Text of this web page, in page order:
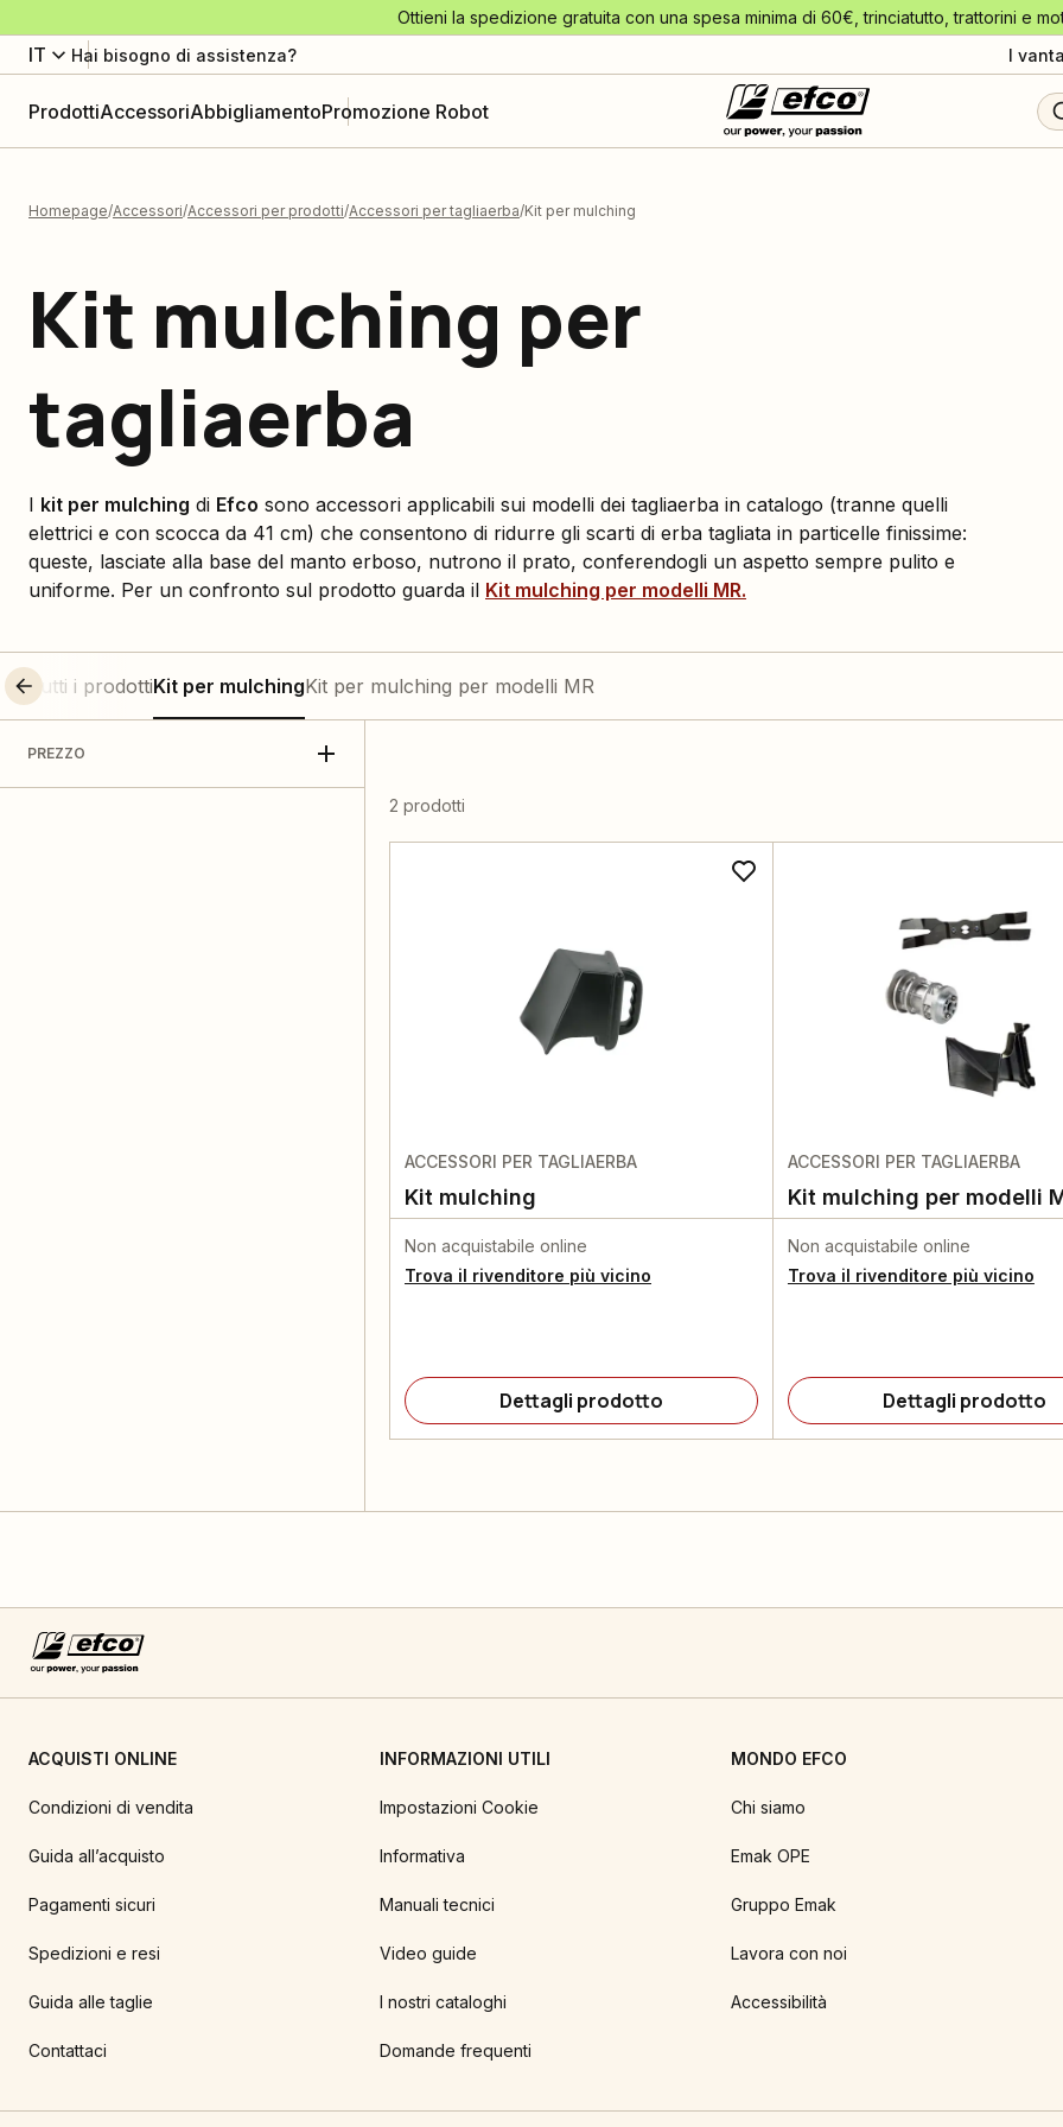
Ottieni la spedizione gratuita con una spesa minima di 60€, trinciatutto, trattorini e
IT Hai bisogno di assistenza? I
ProdottiAccessoriAbbigliamentoPromozione Robot
Homepage Accessori Accessori per prodotti Accessori per tagliaerba Kit per mulching
Kit mulching per
tagliaerba
I kit per mulching di Efco sono accessori applicabili sui modelli dei tagliaerba in catalogo (tranne quelli
elettrici e con scocca da 41 cm) che consentono di ridurre gli scarti di erba tagliata in particelle finissime:
queste, lasciate alla base del manto erboso, nutrono il prato, conferendogli un aspetto sempre pulito e
uniforme. Per un confronto sul prodotto guarda il Kit mulching per modelli MR.
Tutti i prodottiKit per mulchingKit per mulching per modelli MR
PREZZO
2 prodotti
ACCESSORI PER TAGLIAERBA
Kit mulching
Non acquistabile online
Trova il rivenditore più vicino
Dettagli prodotto
ACCESSORI PER TAGLIAERBA
Kit mulching per modelli
Non acquistabile online
Trova il rivenditore più vicino
Dettagli prodotto
ACQUISTI ONLINE
Condizioni di vendita
Guida all’acquisto
Pagamenti sicuri
Spedizioni e resi
Guida alle taglie
Contattaci
INFORMAZIONI UTILI
Impostazioni Cookie
Informativa
Manuali tecnici
Video guide
I nostri cataloghi
Domande frequenti
MONDO EFCO
Chi siamo
Emak OPE
Gruppo Emak
Lavora con noi
Accessibilità